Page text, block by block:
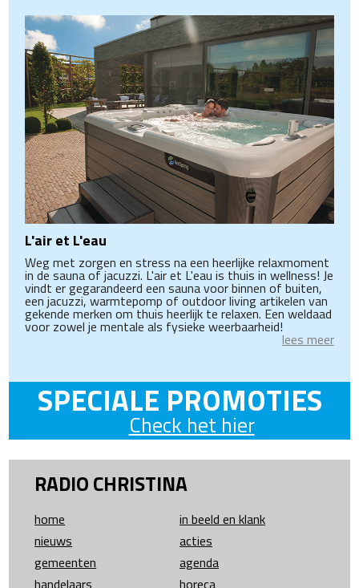
L'air et L'eau
Weg met zorgen en stress na een heerlijke relaxmoment
in de sauna of jacuzzi. L'air et L'eau is thuis in wellness! Je
vindt er gegarandeerd een sauna voor binnen of buiten,
een jacuzzi, warmtepomp of outdoor living artikelen van
gekende merken om thuis heerlijk te relaxen. Een weldaad
voor zowel je mentale als fysieke weerbaarheid!
lees meer
SPECIALE PROMOTIES
Check het hier
RADIO CHRISTINA
home
in beeld en klank
nieuws
acties
gemeenten
agenda